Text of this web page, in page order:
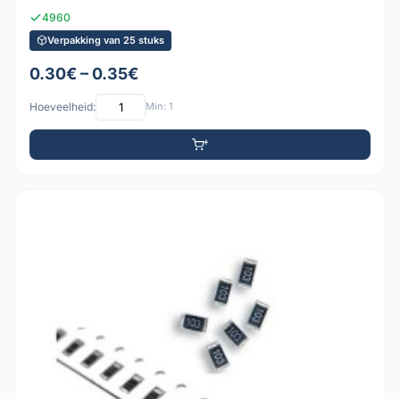
4960
Verpakking van 25 stuks
0.30€ – 0.35€
Hoeveelheid: Min: 1